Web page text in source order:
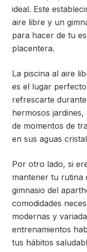
ideal. Este
aire libre y un
para hacer de tu
placentera.
La piscina al aire
es el lugar
refrescarte
hermosos
de momentos de
en sus aguas
Por otro lado, si
mantener tu rutina
gimnasio del
comodidades
modernas y
entrenamientos
tus hábitos